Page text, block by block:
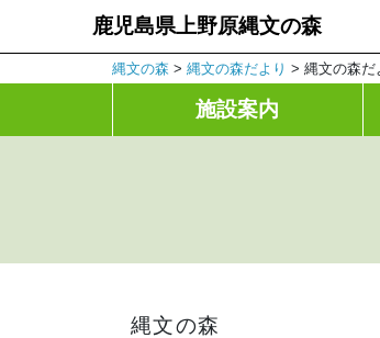
鹿児島県上野原縄文の森
縄文の森 > 縄文の森だより > 縄文の森だ
施設案内
縄文の森